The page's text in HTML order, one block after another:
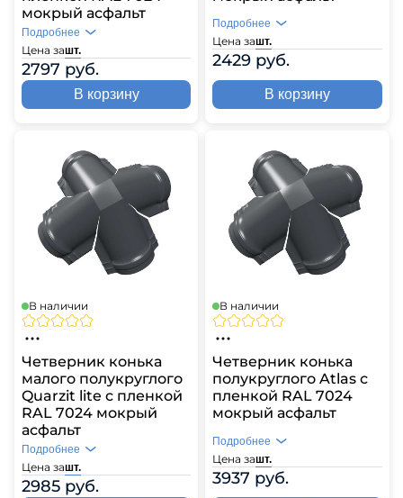
мокрый асфальт
Цена зашт.
2797 руб.
Подробнее
В корзину
Цена зашт.
2429 руб.
Подробнее
В корзину
В наличии
Четверник конька
малого полукруглого
Quarzit lite с пленкой
RAL 7024 мокрый
асфальт
Цена зашт.
2985 руб.
Подробнее
В наличии
Четверник конька
полукруглого Atlas с
пленкой RAL 7024
мокрый асфальт
Цена зашт.
3937 руб.
Подробнее